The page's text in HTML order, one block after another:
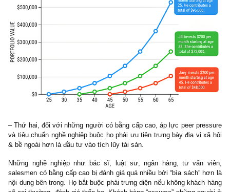
Tôi dám cá rằng hầu hết mọi người đều sẽ ngạc nhiên với số
với tất cả tập người có thu nhập cao hơn 100k USD/năm tại
quan hệ giữa bằng cấp học vấn và khả năng tích lũy tài sản là
biến! Vâng đúng vậy, những người học càng cao, thì khả năng
tài sản càng suy giảm, vì 2 lý do sau đây:
– Thứ nhất, những người học cao, chẳng hạn như bác sĩ, dù
sĩ (physicians) có thu nhập trung bình cao gấp 5 lần người
thường tại Mỹ, $140k USD/năm vs $33k USD/năm (@S.A.F.E:
họ mất từ 7-10 năm học đa khoa & chuyên khoa nên con
đầu tích lũy earnings, đầu tư trễ hơn những chủ doanh nghiệp
những người tự kinh doanh (self-employed) khác rất nhiều.
…Nếu như phải nhớ một điểm quan trọng về tích lũy tài sản,
luôn nhớ rằng:hãy bắt đầu kiếm tiền, tiết kiệm & đầu tư sớm
có thể (*) Nội chỉ đúng một thói quen này thôi đã đủ để bạn san